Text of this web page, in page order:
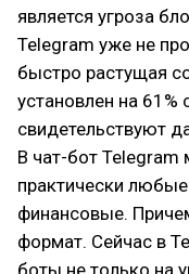
является угроза
Telegram уже не
быстро растущая
установлен на 61%
свидетельствуют
В чат-бот
практически
финансовые.
формат. Сейчас в
боты не только на